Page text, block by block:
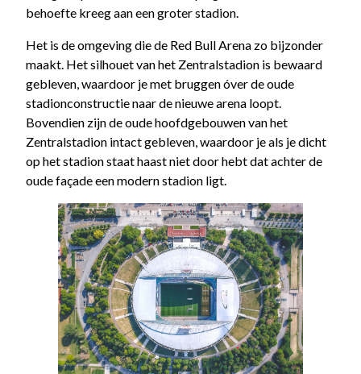
behoefte kreeg aan een groter stadion.
Het is de omgeving die de Red Bull Arena zo bijzonder
maakt. Het silhouet van het Zentralstadion is bewaard
gebleven, waardoor je met bruggen óver de oude
stadionconstructie naar de nieuwe arena loopt.
Bovendien zijn de oude hoofdgebouwen van het
Zentralstadion intact gebleven, waardoor je als je dicht
op het stadion staat haast niet door hebt dat achter de
oude façade een modern stadion ligt.